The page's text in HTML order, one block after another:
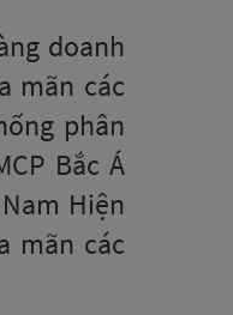
doanh
mãn các
phân
Bắc Á
Hiện
mãn các